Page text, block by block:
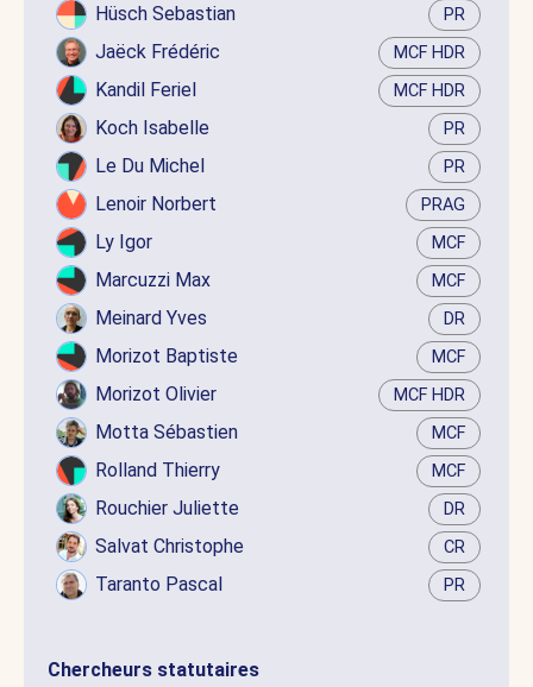
Hüsch Sebastian PR
Jaëck Frédéric MCF HDR
Kandil Feriel MCF HDR
Koch Isabelle PR
Le Du Michel PR
Lenoir Norbert PRAG
Ly Igor MCF
Marcuzzi Max MCF
Meinard Yves DR
Morizot Baptiste MCF
Morizot Olivier MCF HDR
Motta Sébastien MCF
Rolland Thierry MCF
Rouchier Juliette DR
Salvat Christophe CR
Taranto Pascal PR
Chercheurs statutaires